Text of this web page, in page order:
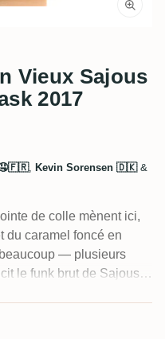
Vieux Sajous
2017
, Kevin Sorensen 🇩🇰&
de colle mènent ici,
du caramel foncé en
— plusieurs
le funk brut de Sajous,
ce ne soit pas le cas.
« rhum vraiment facile